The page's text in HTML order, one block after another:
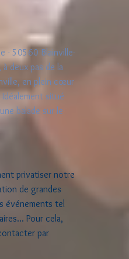
- 50560 Blainville-
deux pas de la
en plein cœur
situé
balade sur le
privatiser notre
de grandes
événements tel
Pour cela,
par